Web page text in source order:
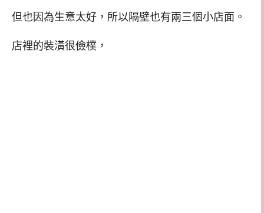
但也因為生意太好，所以隔壁也有兩三個小店面。
店裡的裝潢很儉樸，